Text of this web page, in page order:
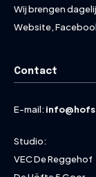
Wij brengen
Website,
Contact
E-mail:
Studio:
VEC De Reggehof